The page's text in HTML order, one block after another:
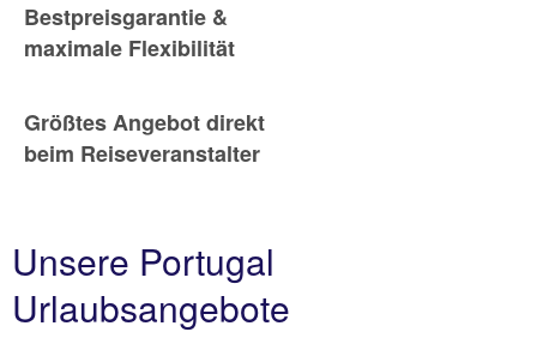
Bestpreisgarantie &
maximale Flexibilität
Größtes Angebot direkt
beim Reiseveranstalter
Unsere Portugal
Urlaubsangebote